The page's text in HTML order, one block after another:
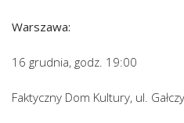
Warszawa:
16 grudnia, godz. 19:00
Faktyczny Dom Kultury, ul.